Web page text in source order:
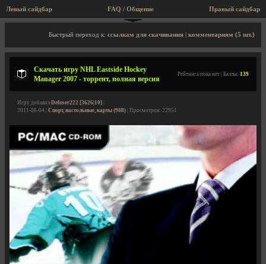
Левый сайдбар Правый сайдбар
FAQ / Общение
Описание игры, торрент, скриншоты, видео
Быстрый переход к: ссылкам для скачивания комментариям (5 шт.)
Скачать игру NHL Eastside Hockey
Manager 2007 - торрент, полная версия
Рейтинга пока нет | Баллы: 139
Игру добавил Defuser222 [3626|10]
2011-06-04 | Спорт, настольные, карты (988) | Просмотров: 22951